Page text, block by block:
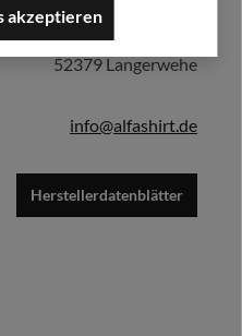
Alfa GmbH / Alfashirt
Weisweilerstr.20-22
52379 Langerwehe
info@alfashirt.de
Herstellerdatenblätter
akzeptieren